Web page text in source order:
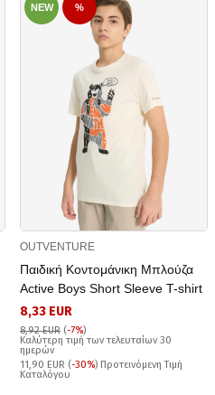
NEW %
OUTVENTURE
Παιδική Κοντομάνικη Μπλούζα
Active Boys Short Sleeve T-shirt
8,33 EUR
8,92 EUR (-7%)
Καλύτερη τιμή των τελευταίων 30
ημερών
11,90 EUR (-30%) Προτεινόμενη Τιμή
Καταλόγου